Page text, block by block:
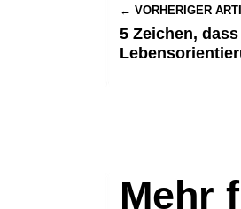
← VORHERIGER
5 Zeichen,
Mehr